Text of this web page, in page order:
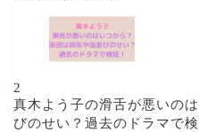
2
真木よう子の滑舌が悪いの
びのせい？過去のドラマで検